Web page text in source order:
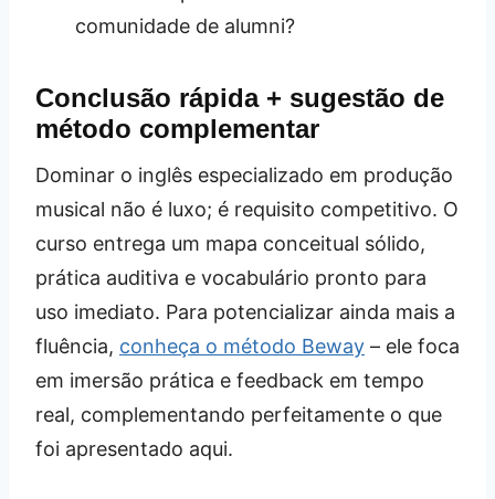
comunidade de alumni?
Conclusão rápida + sugestão de
método complementar
Dominar o inglês especializado em produção
musical não é luxo; é requisito competitivo. O
curso entrega um mapa conceitual sólido,
prática auditiva e vocabulário pronto para
uso imediato. Para potencializar ainda mais a
fluência, conheça o método Beway – ele foca
em imersão prática e feedback em tempo
real, complementando perfeitamente o que
foi apresentado aqui.